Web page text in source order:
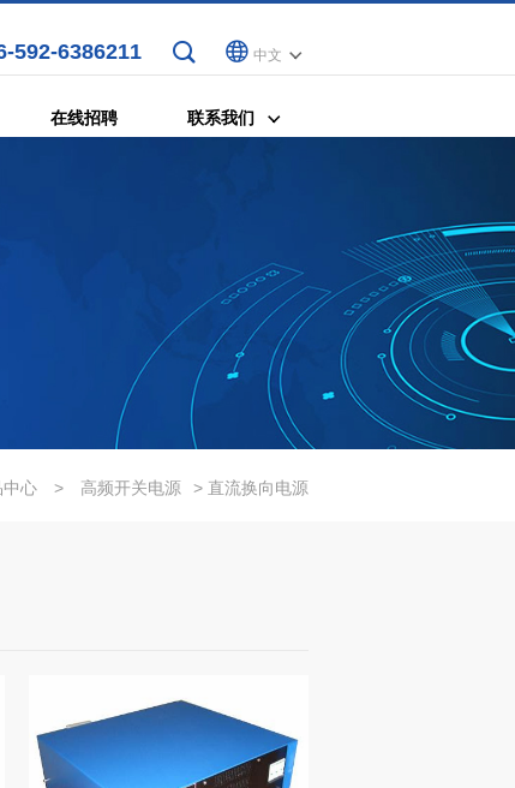
中文
592-6386211
在线招聘 联系我们
中心 > 高频开关电源 > 直流换向电源